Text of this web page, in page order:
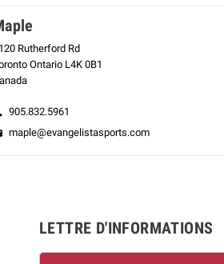
Rutherford Rd
Ontario L4K 0B1
905.832.5961
maple@evangelistasports.com
LETTRE D'INFORMATIONS